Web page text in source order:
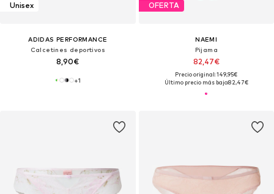
Unisex
ADIDAS PERFORMANCE
Calcetines deportivos
8,90€
+1
OFERTA
NAEMI
Pijama
82,47€
Precio original: 149,95€
Último precio más bajo:82,47€